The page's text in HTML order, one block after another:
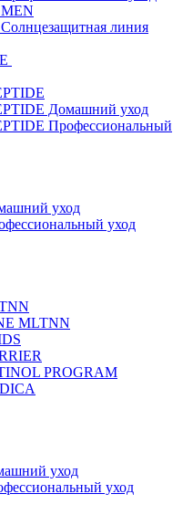
линия
Домашний уход
Профессиональный
уход
уход
MLTNN
PROGRAM
уход
уход